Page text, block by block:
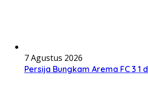
7 Agustus 2026
Persija Bungkam Arema FC 3